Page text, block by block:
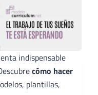
indispensable
cómo hacer
plantillas,